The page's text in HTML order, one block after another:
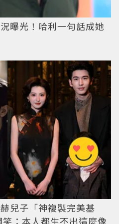
曝光！哈利一句話成她
兒子「神複製完美基
：本人都生不出這麼像